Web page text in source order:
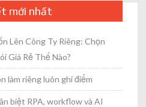
mới nhất
Lên Công Ty Riêng: Chọn
Giá Rẻ Thế Nào?
làm riêng luôn ghi điểm
biệt RPA, workflow và AI